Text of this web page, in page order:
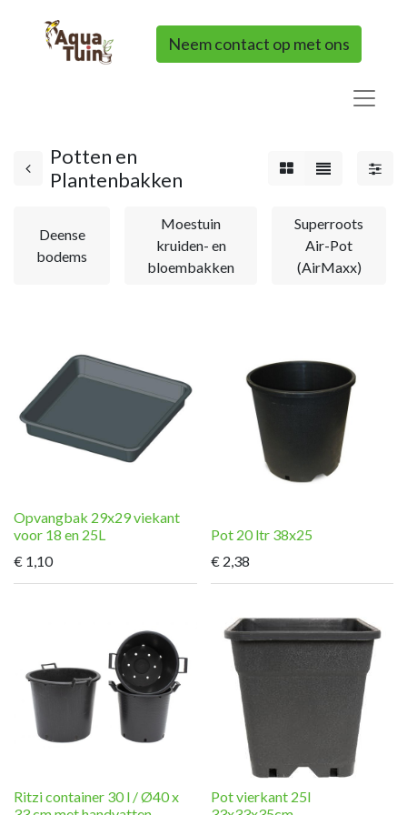
Neem contact op met ons
Potten en
Plantenbakken
Deense
bodems
Moestuin
kruiden- en
bloembakken
Superroots
Air-Pot
(AirMaxx)
Opvangbak 29x29 viekant
voor 18 en 25L
€ 1,10
Pot 20 ltr 38x25
€ 2,38
Ritzi container 30 l / Ø40 x
Pot vierkant 25l